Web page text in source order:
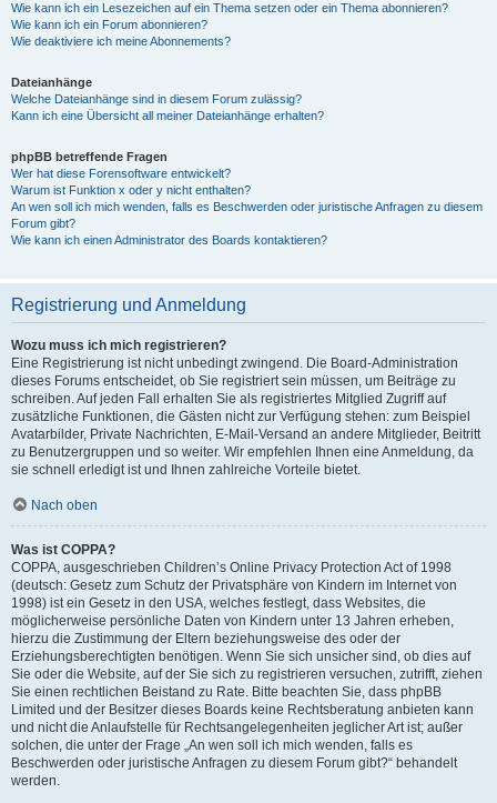
Wie kann ich ein Lesezeichen auf ein Thema setzen oder ein Thema abonnieren?
Wie kann ich ein Forum abonnieren?
Wie deaktiviere ich meine Abonnements?
Dateianhänge
Welche Dateianhänge sind in diesem Forum zulässig?
Kann ich eine Übersicht all meiner Dateianhänge erhalten?
phpBB betreffende Fragen
Wer hat diese Forensoftware entwickelt?
Warum ist Funktion x oder y nicht enthalten?
An wen soll ich mich wenden, falls es Beschwerden oder juristische Anfragen zu diesem
Forum gibt?
Wie kann ich einen Administrator des Boards kontaktieren?
Registrierung und Anmeldung
Wozu muss ich mich registrieren?
Eine Registrierung ist nicht unbedingt zwingend. Die Board-Administration
dieses Forums entscheidet, ob Sie registriert sein müssen, um Beiträge zu
schreiben. Auf jeden Fall erhalten Sie als registriertes Mitglied Zugriff auf
zusätzliche Funktionen, die Gästen nicht zur Verfügung stehen: zum Beispiel
Avatarbilder, Private Nachrichten, E-Mail-Versand an andere Mitglieder, Beitritt
zu Benutzergruppen und so weiter. Wir empfehlen Ihnen eine Anmeldung, da
sie schnell erledigt ist und Ihnen zahlreiche Vorteile bietet.
Nach oben
Was ist COPPA?
COPPA, ausgeschrieben Children’s Online Privacy Protection Act of 1998
(deutsch: Gesetz zum Schutz der Privatsphäre von Kindern im Internet von
1998) ist ein Gesetz in den USA, welches festlegt, dass Websites, die
möglicherweise persönliche Daten von Kindern unter 13 Jahren erheben,
hierzu die Zustimmung der Eltern beziehungsweise des oder der
Erziehungsberechtigten benötigen. Wenn Sie sich unsicher sind, ob dies auf
Sie oder die Website, auf der Sie sich zu registrieren versuchen, zutrifft, ziehen
Sie einen rechtlichen Beistand zu Rate. Bitte beachten Sie, dass phpBB
Limited und der Besitzer dieses Boards keine Rechtsberatung anbieten kann
und nicht die Anlaufstelle für Rechtsangelegenheiten jeglicher Art ist; außer
solchen, die unter der Frage „An wen soll ich mich wenden, falls es
Beschwerden oder juristische Anfragen zu diesem Forum gibt?“ behandelt
werden.